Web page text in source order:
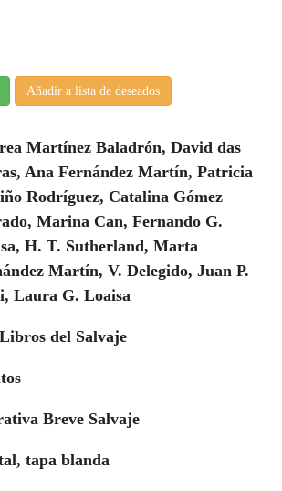
Añadir a lista de deseados
Martínez Baladrón, David das
Ana Fernández Martín, Patricia
Rodríguez, Catalina Gómez
Marina Can, Fernando G.
H. T. Sutherland, Marta
Martín, V. Delegido, Juan P.
Laura G. Loaisa
del Salvaje
Breve Salvaje
tapa blanda